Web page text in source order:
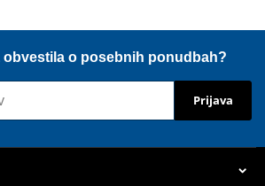
originálního dílu
odření
polyurethane)
obvestila o posebnih ponudbah?
Prijava